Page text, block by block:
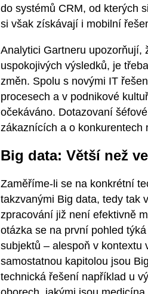
do systémů CRM, od kterých
si však získávají i mobilní
Analytici Gartneru upozorňují,
uspokojivých výsledků, je
změn. Spolu s novými IT
procesech a v podnikové
očekáváno. Dotazovaní
zákaznících a o konkurentech
Big data: Větší než
Zaměříme-li se na konkrétní
takzvanými Big data, tedy tak
zpracování již není efektivně
otázka se na první pohled
subjektů – alespoň v kontextu
samostatnou kapitolou jsou
technická řešení například u